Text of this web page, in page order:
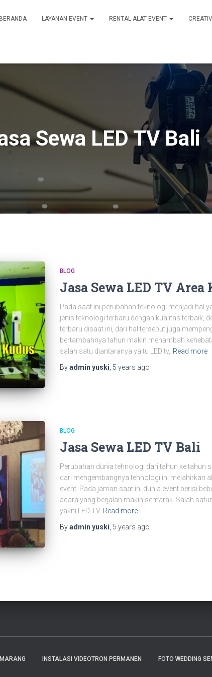
BERANDA LAYANAN EVENT RENTAL ALAT EVENT
Sewa LED TV Bali
BLOG
Jasa Sewa LED TV Area
Pada saat ini perubahan teknologi menjadi hal
jenis teknologi terbaru dengan kualitas terbaik,
terbaru disaat ini, dari hal tersebut juga
bertambahnya tahun makin menambah
salah satu diantaranya yaitu LED tv, Read more
Byadmin yuski 5 years ago
BLOG
Jasa Sewa LED TV Bali
Perubahan dunia tehnologi dari tahun ke tahun
dari mengembangnya tehnologi ini melahirkan
event. Pada jaman saat ini dunia event berisi
acara yang berjalan makin semarak. Salah
yakni LED TV Read more
Byadmin yuski 5 years ago
INSTALASI VIDEOTRON PERMANEN FOTO WEDDING